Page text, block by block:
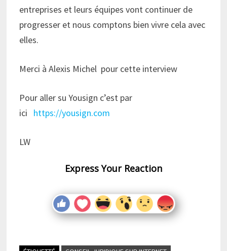
entreprises et leurs équipes vont continuer de
progresser et nous comptons bien vivre cela avec
elles.
Merci à Alexis Michel pour cette interview
Pour aller su Yousign c’est par
ici https://yousign.com
LW
Express Your Reaction